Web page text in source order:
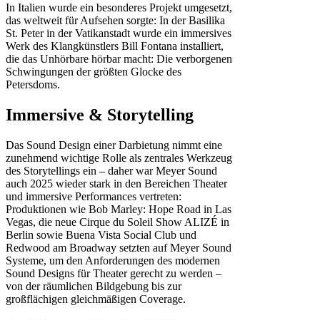
In Italien wurde ein besonderes Projekt umgesetzt,
das weltweit für Aufsehen sorgte: In der Basilika
St. Peter in der Vatikanstadt wurde ein immersives
Werk des Klangkünstlers Bill Fontana installiert,
die das Unhörbare hörbar macht: Die verborgenen
Schwingungen der größten Glocke des
Petersdoms.
Immersive & Storytelling
Das Sound Design einer Darbietung nimmt eine
zunehmend wichtige Rolle als zentrales Werkzeug
des Storytellings ein – daher war Meyer Sound
auch 2025 wieder stark in den Bereichen Theater
und immersive Performances vertreten:
Produktionen wie Bob Marley: Hope Road in Las
Vegas, die neue Cirque du Soleil Show ALIZÉ in
Berlin sowie Buena Vista Social Club und
Redwood am Broadway setzten auf Meyer Sound
Systeme, um den Anforderungen des modernen
Sound Designs für Theater gerecht zu werden –
von der räumlichen Bildgebung bis zur
großflächigen gleichmäßigen Coverage.